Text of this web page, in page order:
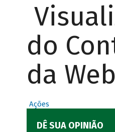
do
da Web
Ações
DÊ SUA OPINIÃO